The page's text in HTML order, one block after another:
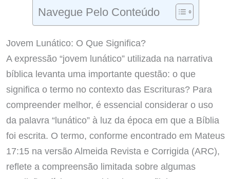
Navegue Pelo Conteúdo
Jovem Lunático: O Que Significa?
A expressão “jovem lunático” utilizada na narrativa
bíblica levanta uma importante questão: o que
significa o termo no contexto das Escrituras? Para
compreender melhor, é essencial considerar o uso
da palavra “lunático” à luz da época em que a Bíblia
foi escrita. O termo, conforme encontrado em Mateus
17:15 na versão Almeida Revista e Corrigida (ARC),
reflete a compreensão limitada sobre algumas